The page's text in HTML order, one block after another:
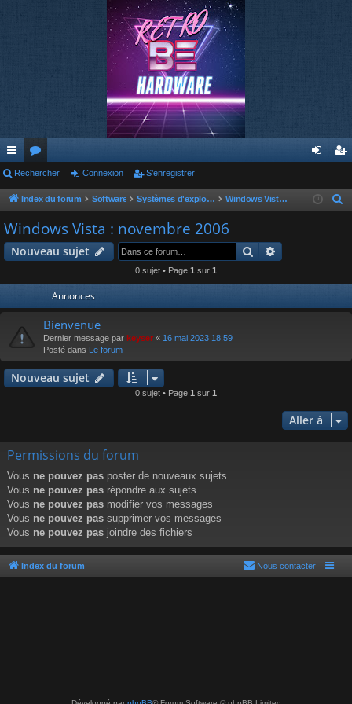
cc
ès
ra
pi
or
u
s
ne nr
Rechercher Connexion S’enregistrer
Index du forum Software Systèmes d'exploitations Windows Vista : novembre 2006
r
Windows Vista : novembre 2006
Nouveau sujet Rechercher
0 sujet • Page 1 sur 1
Annonces
Bienvenue
Dernier message par keyser « 16 mai 2023 18:59
Posté dans Le forum
Nouveau sujet
0 sujet • Page 1 sur 1
Aller à
Permissions du forum
Vous ne pouvez pas poster de nouveaux sujets
Vous ne pouvez pas répondre aux sujets
Vous ne pouvez pas modifier vos messages
Vous ne pouvez pas supprimer vos messages
Vous ne pouvez pas joindre des fichiers
Index du forum Nous contacter